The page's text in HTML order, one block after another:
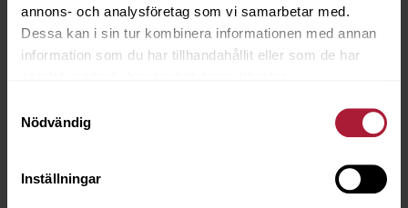
annons- och analysföretag som vi samarbetar med.
Dessa kan i sin tur kombinera informationen med annan
information som du har tillhandahållit eller som de har
Nödvändig
Inställningar